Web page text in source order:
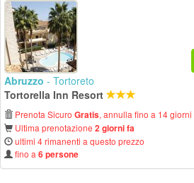
Abruzzo - Tortoreto
Tortorella Inn Resort
Prenota Sicuro Gratis, annulla fino a 14 giorni
Ultima prenotazione 2 giorni fa
ultimi 4 rimanenti a questo prezzo
fino a 6 persone